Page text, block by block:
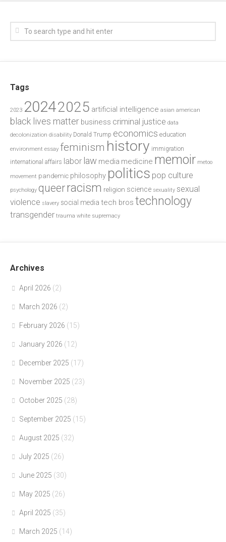
Tags
2023 20242025 artificial intelligence asian american
black lives matter business criminal justice data
decolonization disability Donald Trump economics education
environment essay feminism history immigration
international affairs labor law media medicine memoir metoo
movement pandemic philosophy politics pop culture
psychology queerracism religion science sexuality sexual
violence slavery social media tech bros technology
transgender trauma white supremacy
Archives
April 2026 (2)
March 2026 (2)
February 2026 (15)
January 2026 (12)
December 2025 (17)
November 2025 (23)
October 2025 (28)
September 2025 (15)
August 2025 (32)
July 2025 (26)
June 2025 (30)
May 2025 (26)
April 2025 (35)
March 2025 (14)